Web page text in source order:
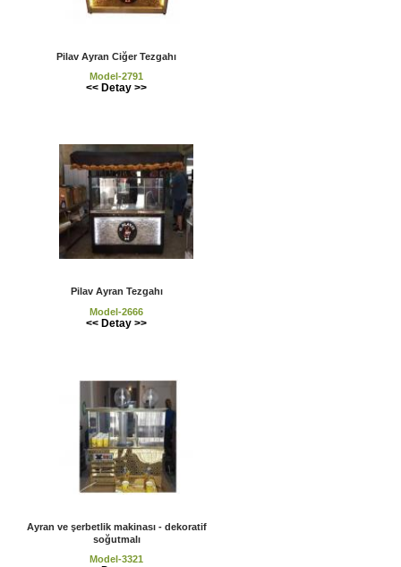
Pilav Ayran Ciğer Tezgahı
Model-2791
<< Detay >>
Pilav Ayran Tezgahı
Model-2666
<< Detay >>
Ayran ve şerbetlik makinası - dekoratif
soğutmalı
Model-3321